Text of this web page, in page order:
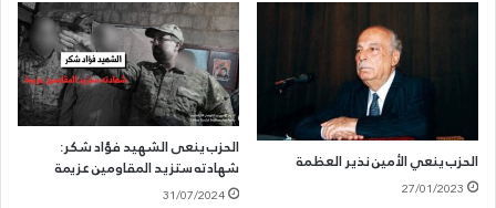
الحزب ينعي الأمين نذير العظمة
27/01/2023
الحزب ينعى الشهيد فؤاد شكر:
شهادته ستزيد المقاومين عزيمة
31/07/2024